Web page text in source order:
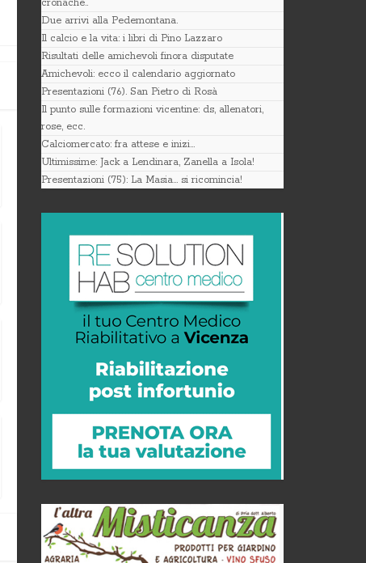
cronache..
Due arrivi alla Pedemontana.
Il calcio e la vita: i libri di Pino Lazzaro
Risultati delle amichevoli finora disputate
Amichevoli: ecco il calendario aggiornato
Presentazioni (76). San Pietro di Rosà
Il punto sulle formazioni vicentine: ds, allenatori,
rose, ecc.
Calciomercato: fra attese e inizi…
Ultimissime: Jack a Lendinara, Zanella a Isola!
Presentazioni (75): La Masia… si ricomincia!